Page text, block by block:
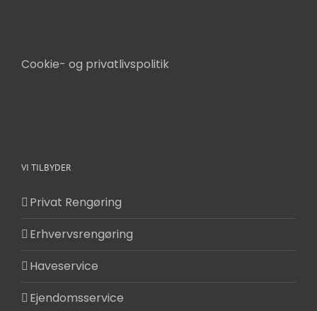
Cookie- og privatlivspolitik
VI TILBYDER
Privat Rengøring
Erhvervsrengøring
Haveservice
Ejendomsservice